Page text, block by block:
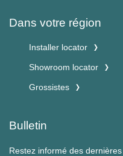
Dans votre région
Installer locator
Showroom locator
Grossistes
Bulletin
Restez informé des